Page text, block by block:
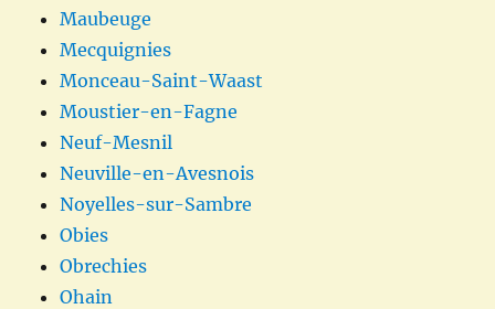
Maubeuge
Mecquignies
Monceau-Saint-Waast
Moustier-en-Fagne
Neuf-Mesnil
Neuville-en-Avesnois
Noyelles-sur-Sambre
Obies
Obrechies
Ohain